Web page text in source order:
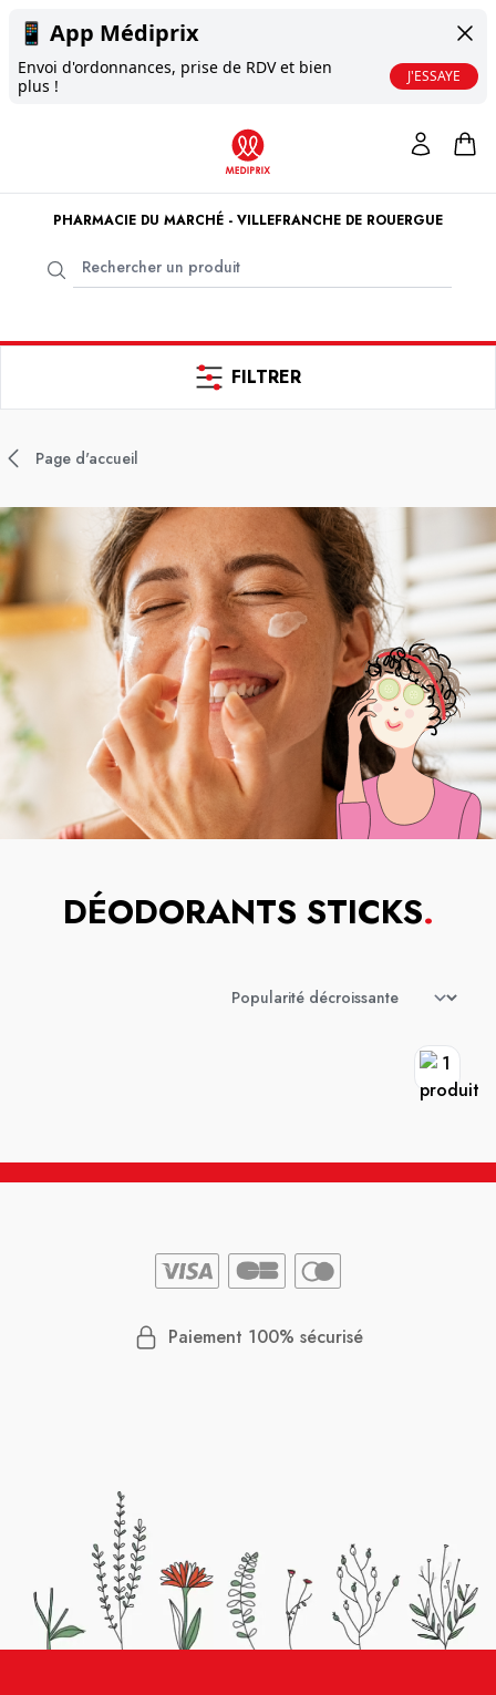
📱 App Médiprix
Envoi d'ordonnances, prise de RDV et bien
plus !
J'ESSAYE
PHARMACIE DU MARCHÉ - VILLEFRANCHE DE ROUERGUE
FILTRER
Page d'accueil
DÉODORANTS STICKS.
Paiement 100% sécurisé